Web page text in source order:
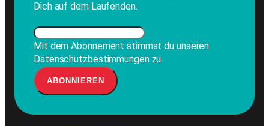
Dich auf dem Laufenden.
Mit dem Abonnement stimmst du unseren
Datenschutzbestimmungen zu.